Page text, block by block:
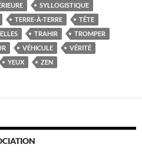
SYLLOGISTIQUE
TERRE-À-TERRE
TÊTE
TRAHIR
TROMPER
VÉHICULE
VÉRITÉ
YEUX ZEN